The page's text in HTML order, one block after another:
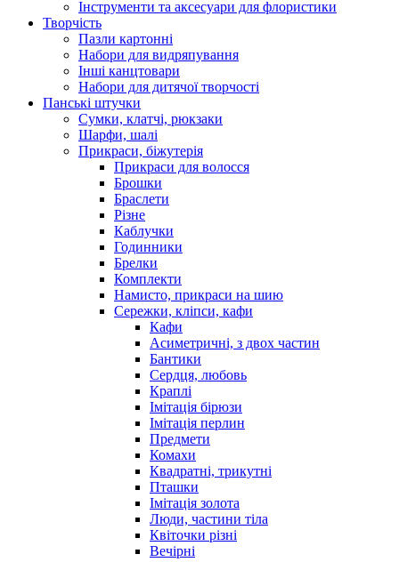
Інструменти та аксесуари для флористики
Творчість
Пазли картонні
Набори для видряпування
Інші канцтовари
Набори для дитячої творчості
Панські штучки
Сумки, клатчі, рюкзаки
Шарфи, шалі
Прикраси, біжутерія
Прикраси для волосся
Брошки
Браслети
Різне
Каблучки
Годинники
Брелки
Комплекти
Намисто, прикраси на шию
Сережки, кліпси, кафи
Кафи
Асиметричні, з двох частин
Бантики
Сердця, любовь
Краплі
Імітація бірюзи
Імітація перлин
Предмети
Комахи
Квадратні, трикутні
Пташки
Імітація золота
Люди, частини тіла
Квіточки різні
Вечірні